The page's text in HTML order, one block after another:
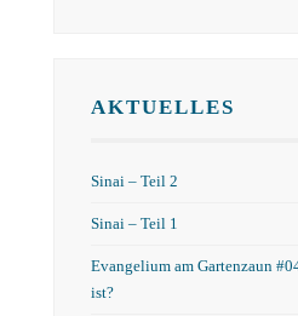
AKTUELLES
Sinai – Teil 2
Sinai – Teil 1
Evangelium am Gartenzaun
ist?